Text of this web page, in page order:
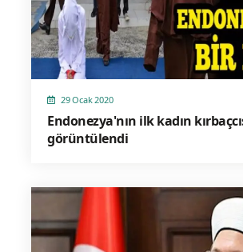
29 Ocak 2020
Endonezya'nın ilk kadın
görüntülendi